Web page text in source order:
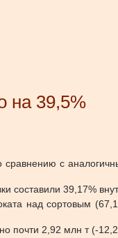
на 39,5%
сравнению с
составили 39,17%
над сортовым
почти 2,92 млн т (-